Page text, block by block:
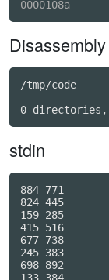
Disassembly
/tmp/code
stdin
884 771
824 445
159 285
415 516
677 738
245 383
698 892